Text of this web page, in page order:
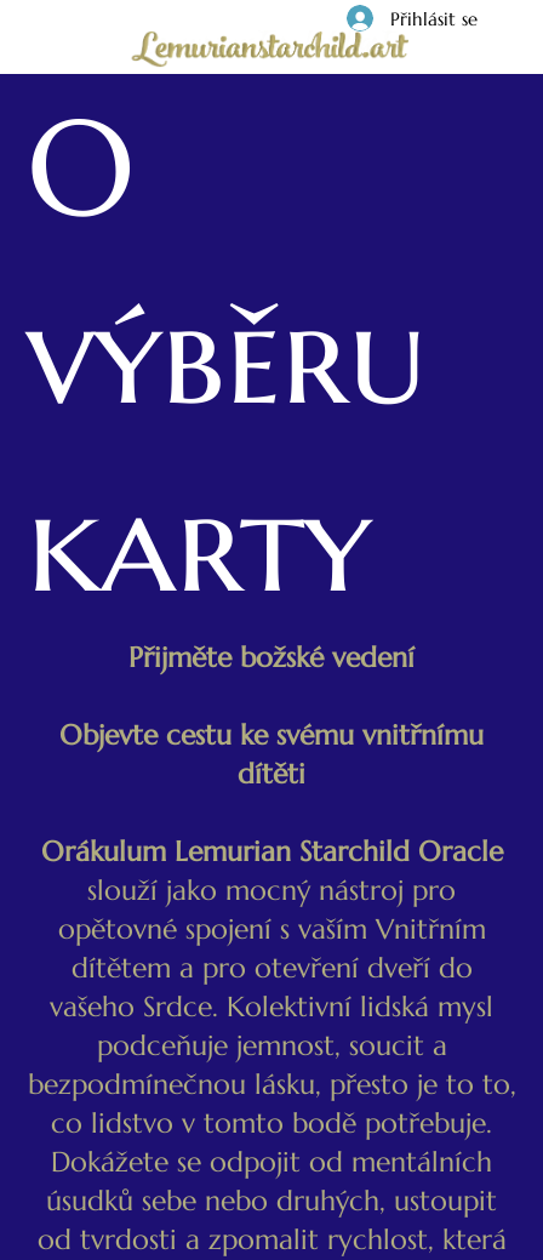
Přihlásit se
O
výběru
karty
Přijměte božské vedení
Objevte cestu ke svému vnitřnímu
dítěti
Orákulum Lemurian Starchild Oracle
slouží jako mocný nástroj pro
opětovné spojení s vaším Vnitřním
dítětem a pro otevření dveří do
vašeho Srdce. Kolektivní lidská mysl
podceňuje jemnost, soucit a
bezpodmínečnou lásku, přesto je to to,
co lidstvo v tomto bodě potřebuje.
Dokážete se odpojit od mentálních
úsudků sebe nebo druhých, ustoupit
od tvrdosti a zpomalit rychlost, která